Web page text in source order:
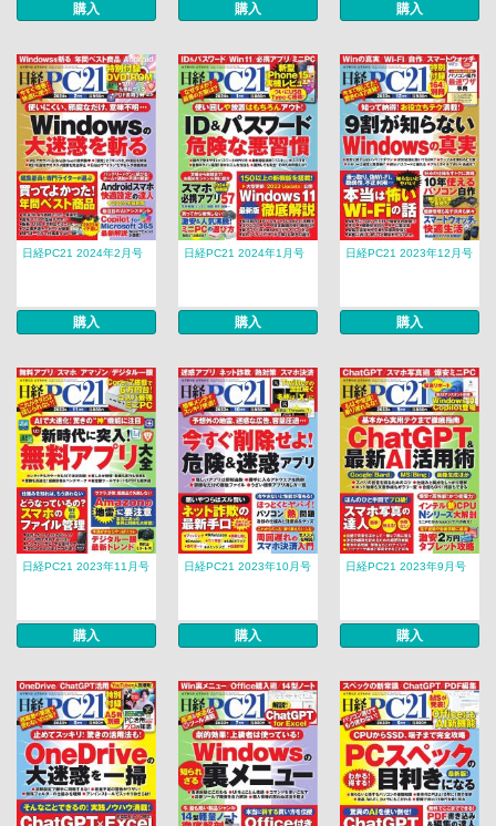
購入 購入 購入
日経PC21 2024年2月号
購入
日経PC21 2024年1月号
購入
日経PC21 2023年12月号
購入
日経PC21 2023年11月号
購入
日経PC21 2023年10月号
購入
日経PC21 2023年9月号
購入